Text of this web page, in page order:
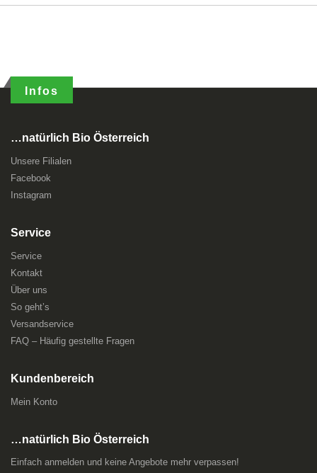
Infos
…natürlich Bio Österreich
Unsere Filialen
Facebook
Instagram
Service
Service
Kontakt
Über uns
So geht’s
Versandservice
FAQ – Häufig gestellte Fragen
Kundenbereich
Mein Konto
…natürlich Bio Österreich
Einfach anmelden und keine Angebote mehr verpassen!